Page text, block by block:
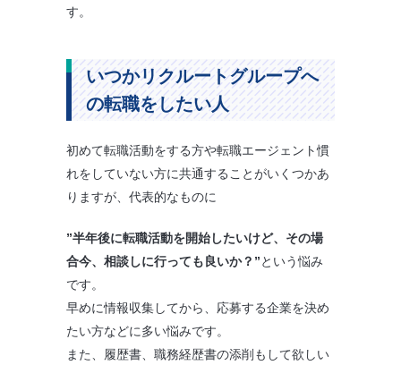
す。
いつかリクルートグループへ
の転職をしたい人
初めて転職活動をする方や転職エージェント慣
れをしていない方に共通することがいくつかあ
りますが、代表的なものに
”半年後に転職活動を開始したいけど、その場
合今、相談しに行っても良いか？”という悩み
です。
早めに情報収集してから、応募する企業を決め
たい方などに多い悩みです。
また、履歴書、職務経歴書の添削もして欲しい